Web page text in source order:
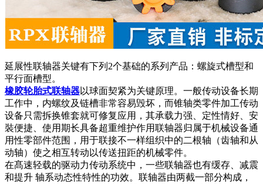
延展性联轴器关键有下列2个基础的系列产品：螺旋式槽型和
平行面槽型。
橡胶轮胎式联轴器以球面契紧为关键原理。一般传动设备长期
工作中，内螺纹及链槽非常容易毁坏，而锥轴类零件加工传动
设备只需拆换锥套就可修复应用，其承载力强、定性情好、安
裝便捷、使用期长具备超重维护作用联轴器归属于机械设备通
用性零部件范围，用于联接不一样组织中的二根轴（齿轴和从
动轴）使之相互转动以传送扭距的机械零件。
在髙速轻载的驱动力传动系统中，一些联轴器也有缓存、减震
和提升 轴系动态性特性的功效。联轴器由两截一部分构成，